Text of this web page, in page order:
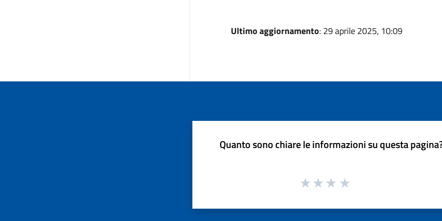
Ultimo aggiornamento: 29 aprile 2025, 10:09
Quanto sono chiare le informazioni su questa